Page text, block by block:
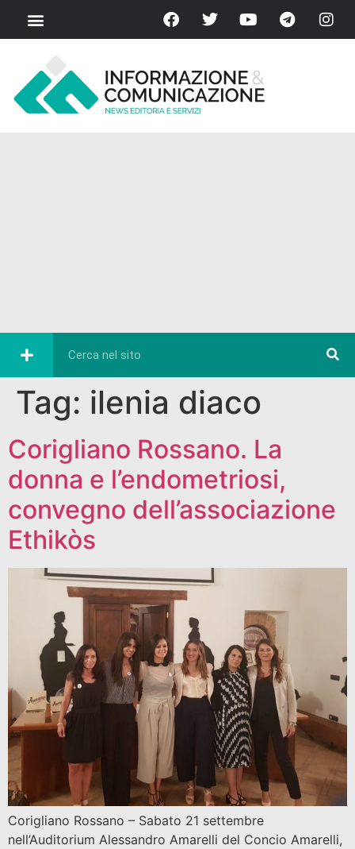
Tag: ilenia diaco
Corigliano Rossano. La
donna e l’endometriosi,
convegno dell’associazione
Ethikòs
Corigliano Rossano – Sabato 21 settembre
nell’Auditorium Alessandro Amarelli del Concio Amarelli,